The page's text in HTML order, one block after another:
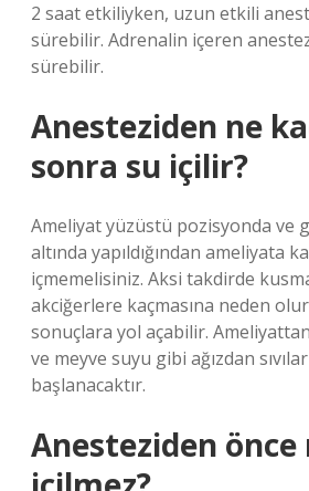
2 saat etkiliyken, uzun etkili
sürebilir. Adrenalin içeren
sürebilir.
Anesteziden ne
sonra su içilir?
Ameliyat yüzüstü pozisyonda ve
altında yapıldığından ameliyata
içmemelisiniz. Aksi takdirde
akciğerlere kaçmasına neden
sonuçlara yol açabilir.
ve meyve suyu gibi ağızdan
başlanacaktır.
Anesteziden önce